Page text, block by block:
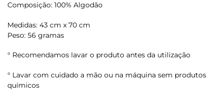
Composição: 100% Algodão
Medidas: 43 cm x 70 cm
Peso: 56 gramas
° Recomendamos lavar o produto antes da utilização
° Lavar com cuidado a mão ou na máquina sem produtos
químicos